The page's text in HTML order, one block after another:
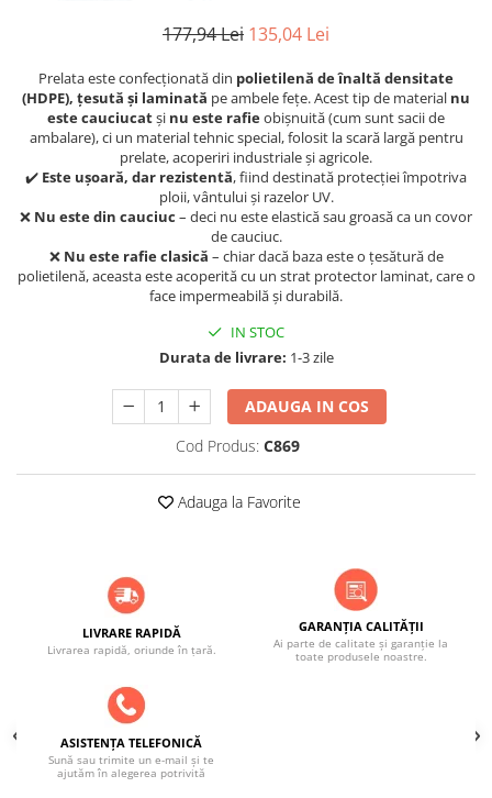
REDUCERI VASE DIN FONTĂ
CUPTOARE PENTRU SOBĂ
ACCESORII SOBĂ, ȘEMINEU ȘI
CUPTOR
ACCESORII PENTRU GATIT
COPERTINE ȘI PRELATE
polietilenă cu inele
Coșuri de fum din inox
Coșuri de fum din otel
Irigații pentru grădină
Unelte electrice
Unelte pentru grădinărit
STICLĂ TERMOREZISTENTĂ
TIMP LIBER IN NATURA
TRUSE SI ACCESORII PROFESIONALE
177,94 Lei 135,04 Lei
Prelata este confecționată din polietilenă de înaltă densitate
(HDPE), țesută și laminată pe ambele fețe. Acest tip de material nu
este cauciucatși nu este rafieobișnuită (cum sunt sacii de
ambalare), ci un material tehnic special, folosit la scară largă pentru
prelate, acoperiri industriale și agricole.
✔️ Este ușoară, dar rezistentă, fiind destinată protecției împotriva
ploii, vântului și razelor UV.
❌ Nu este din cauciuc – deci nu este elastică sau groasă ca un covor
de cauciuc.
❌ Nu este rafie clasică – chiar dacă baza este o țesătură de
polietilenă, aceasta este acoperită cu un strat protector laminat, care o
face impermeabilă și durabilă.
IN STOC
Durata de livrare: 1-3 zile
ADAUGA IN COS
Cod Produs: C869
Adauga la Favorite
LIVRARE RAPIDĂ
Livrarea rapidă, oriunde în țară.
GARANȚIA CALITĂȚII
Ai parte de calitate și garanție la
toate produsele noastre.
ASISTENȚA TELEFONICĂ
Sună sau trimite un e-mail și te
ajutăm în alegerea potrivită